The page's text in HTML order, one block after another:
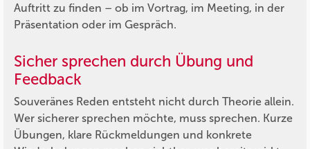
Auftritt zu finden – ob im Vortrag, im Meeting, in der
Präsentation oder im Gespräch.
Sicher sprechen durch Übung und
Feedback
Souveränes Reden entsteht nicht durch Theorie allein.
Wer sicherer sprechen möchte, muss sprechen. Kurze
Übungen, klare Rückmeldungen und konkrete